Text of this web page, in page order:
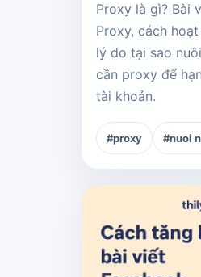
Proxy là gì? Bài
Proxy, cách
lý do tại sao
cần proxy để
tài khoản.
#proxy #nuoi